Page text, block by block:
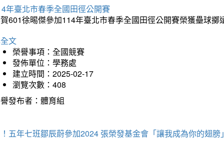
年臺北市春季全國田徑公開賽
601徐晹傑參加114年臺北市春季全國田徑公開賽榮獲壘球擲
文
榮譽事項：全國競賽
發佈單位：學務處
建立時間：2025-02-17
瀏覽次數：408
發布者：體育組
五年七班鄒辰蔚參加2024 張榮發基金會「讓我成為你的翅